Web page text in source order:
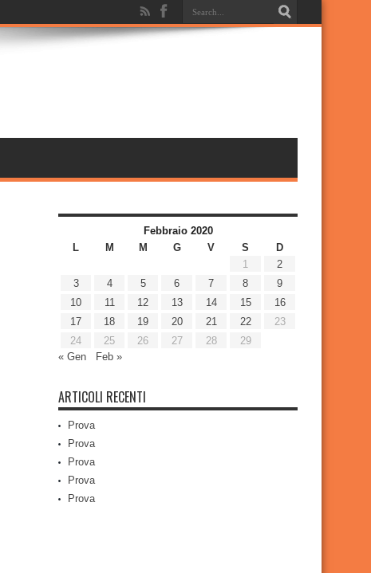
Febbraio 2020
L
M M G V S
D
1
2
3
4 5 6 7 8
9
10
11 12 13 14 15
16
17
18 19 20 21 22
23
24
25 26 27 28
29
« Gen
Feb »
ARTICOLI RECENTI
Prova
Prova
Prova
Prova
Prova